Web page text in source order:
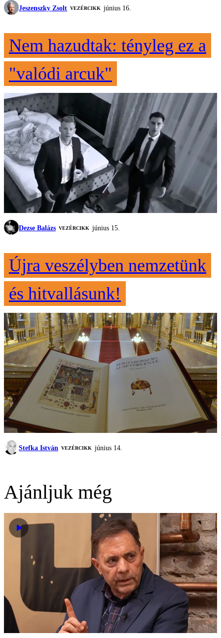
Jeszenszky Zsolt VEZÉRCIKK június 16.
Nem hazudtak: tényleg ez a
"valódi arcuk"
Dezse Balázs VEZÉRCIKK június 15.
Újra veszélyben nemzetünk
és hitvallásunk!
Stefka István VEZÉRCIKK június 14.
Ajánljuk még